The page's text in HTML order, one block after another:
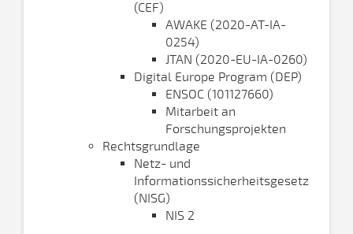
(CEF)
AWAKE (2020-AT-IA-
0254)
JTAN (2020-EU-IA-0260)
Digital Europe Program (DEP)
ENSOC (101127660)
Mitarbeit an
Forschungsprojekten
Rechtsgrundlage
Netz- und
Informationssicherheitsgesetz
(NISG)
NIS 2